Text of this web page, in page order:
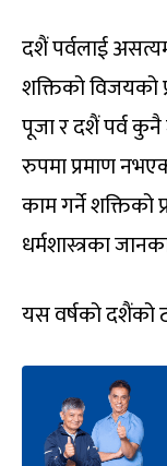
दशैं पर्वलाई
शक्तिको विजयको
पूजा र दशैं पर्व कुनै
रुपमा प्रमाण
काम गर्ने शक्तिको
धर्मशास्त्रका
यस वर्षको दशैंको